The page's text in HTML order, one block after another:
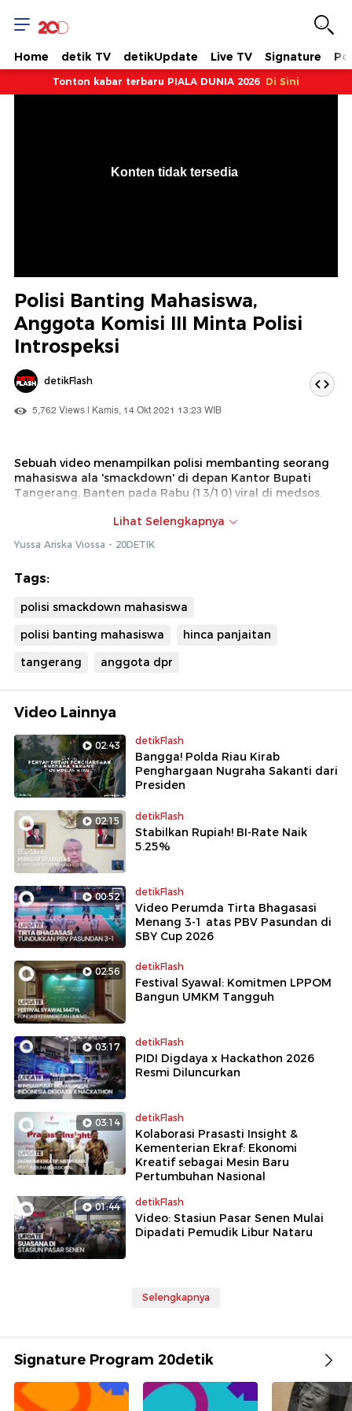
Home detik TV detikUpdate Live TV Signature
Tonton kabar terbaru PIALA DUNIA 2026 Di Sini
Konten tidak tersedia
Polisi Banting Mahasiswa,
Anggota Komisi III Minta Polisi
Introspeksi
detikFlash
5,762 Views | Kamis, 14 Okt 2021 13:23 WIB
Sebuah video menampilkan polisi membanting seorang
mahasiswa ala 'smackdown' di depan Kantor Bupati
Tangerang, Banten pada Rabu (13/10) viral di medsos.
meminta agar pihak kepolisian
mengintrospeksi tindakan tersebut dan meminta semua
jajaran polisi menjalankan tugas dengan humanis.
Lihat Selengkapnya
Yussa Ariska Viossa - 20DETIK
Tags:
polisi smackdown mahasiswa
polisi banting mahasiswa
hinca panjaitan
tangerang
anggota dpr
Video Lainnya
02:43 detikFlash
Bangga! Polda Riau Kirab
Penghargaan Nugraha Sakanti dari
Presiden
02:15 detikFlash
Stabilkan Rupiah! BI-Rate Naik
5.25%
00:52 detikFlash
Video Perumda Tirta Bhagasasi
Menang 3-1 atas PBV Pasundan di
SBY Cup 2026
02:56 detikFlash
Festival Syawal: Komitmen LPPOM
Bangun UMKM Tangguh
03:17 detikFlash
PIDI Digdaya x Hackathon 2026
Resmi Diluncurkan
03:14 detikFlash
Kolaborasi Prasasti Insight &
Kementerian Ekraf: Ekonomi
Kreatif sebagai Mesin Baru
Pertumbuhan Nasional
01:44 detikFlash
Video: Stasiun Pasar Senen Mulai
Dipadati Pemudik Libur Nataru
Selengkapnya
Signature Program 20detik